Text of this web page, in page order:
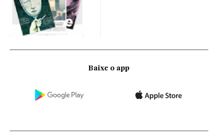
Baixe o app